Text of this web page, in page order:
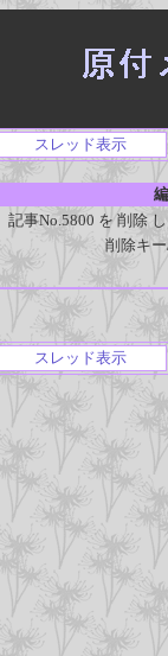
スレッド表示
記事No.5800 を 削除
削除キ
スレッド表示